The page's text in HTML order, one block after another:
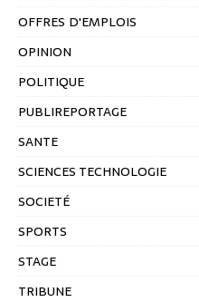
OFFRES D'EMPLOIS
OPINION
POLITIQUE
PUBLIREPORTAGE
SANTE
SCIENCES TECHNOLOGIE
SOCIETÉ
SPORTS
STAGE
TRIBUNE